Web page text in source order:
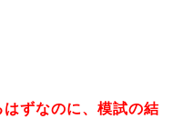
ずなのに、模試の結